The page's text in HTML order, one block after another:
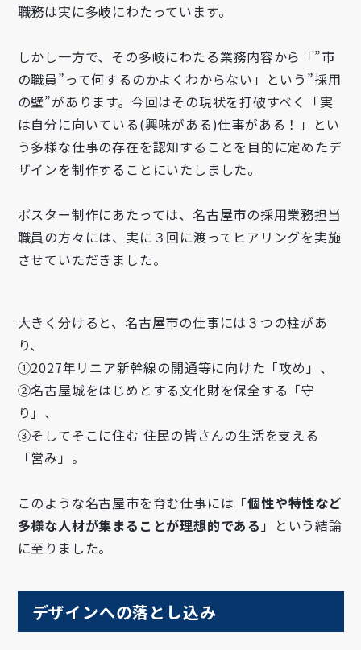
職務は実に多岐にわたっています。
しかし一方で、その多岐にわたる業務内容から「”市
の職員”って何するのかよくわからない」という”採用
の壁”があります。今回はその現状を打破すべく「実
は自分に向いている(興味がある)仕事がある！ㅤ」とい
う多様な仕事の存在を認知することを目的に定めたデ
ザインを制作することにいたしました。
ポスター制作にあたっては、名古屋市の採用業務担当
職員の方々には、実に３回に渡ってヒアリングを実施
させていただきました。
大きく分けると、名古屋市の仕事には３つの柱があ
り、
①2027年リニア新幹線の開通等に向けた「攻め」、
②名古屋城をはじめとする文化財を保全する「守
り」、
③そしてそこに住む 住民の皆さんの生活を支える
「営み」。ㅤ
このような名古屋市を育む仕事には「個性や特性など
多様な人材が集まることが理想的である 」という結論
に至りました。
デザインへの落とし込みㅤ